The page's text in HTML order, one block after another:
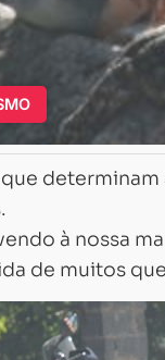
à nossa
de muitos